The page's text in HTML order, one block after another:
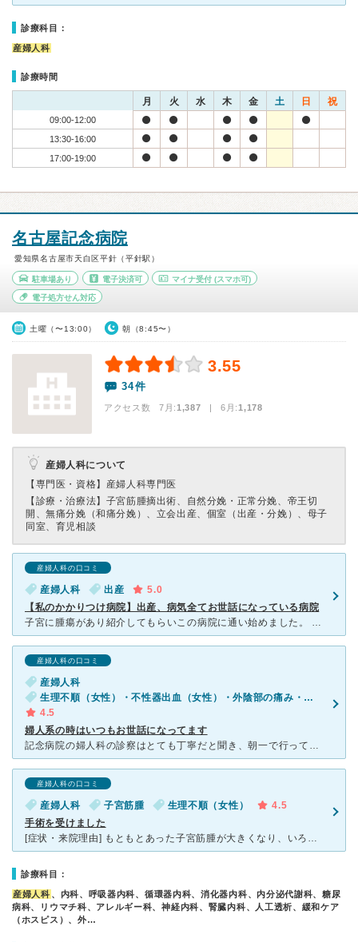
診療科目：
産婦人科
診療時間
月 火 水 木 金 土 日 祝
09:00-12:00
13:30-16:00
17:00-19:00
名古屋記念病院
愛知県名古屋市天白区平針（平針駅）
駐車場あり 電子決済可 マイナ受付 (スマホ可)
電子処方せん対応
土曜（〜13:00） 朝（8:45〜）
3.55
34件
アクセス数 7月:1,387 | 6月:1,178
産婦人科について
【専門医・資格】 産婦人科専門医
【診療・治療法】 子宮筋腫摘出術、自然分娩・正常分娩、帝王切
開、無痛分娩（和痛分娩）、立会出産、個室（出産・分娩）、母子
同室、育児相談
産婦人科の口コミ
産婦人科 出産
5.0
【私のかかりつけ病院】出産、病気全てお世話になっている病院
子宮に腫瘍があり紹介してもらいこの病院に通い始めました。 すごく混んでいて予約も2週間先しか空いてないほどですが、腕が良く安心して診てもらえます。手術もしましたが、本当にすぐに良くなりました。 出
産婦人科の口コミ
産婦人科
生理不順（女性）・不性器出血（女性）・外陰部の痛み・かゆみ（女性）
4.5
婦人系の時はいつもお世話になってます
記念病院の婦人科の診察はとても丁寧だと聞き、朝一で行ってかかったことがあります。 自分自身初めての婦人科で緊張していたということもありますが、看護師さんもお医者さんも優しく対応してくださり、気になる
産婦人科の口コミ
産婦人科 子宮筋腫 生理不順（女性）
4.5
手術を受けました
[症状・来院理由] もともとあった子宮筋腫が大きくなり、いろいろな症状がでたため、手術を勧められ他病院より紹介を受けました。 [医師の診断・治療法] 筋腫が手術適応の大きさになっており、貧血症状
診療科目：
産婦人科 、内科、呼吸器内科、循環器内科、消化器内科、内分泌代謝科、糖尿
病科、リウマチ科、アレルギー科、神経内科、腎臓内科、人工透析、緩和ケア
（ホスピス）、外…